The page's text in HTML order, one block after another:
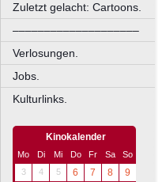
Zuletzt gelacht: Cartoons.
––––––––––––––––––––
Verlosungen.
Jobs.
Kulturlinks.
Kinokalender
Mo Di Mi Do Fr Sa
So
3
4 5 6 7 8
9